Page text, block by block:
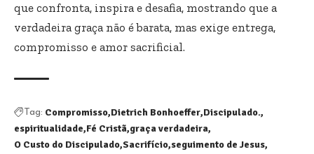
que confronta, inspira e desafia, mostrando que a
verdadeira graça não é barata, mas exige entrega,
compromisso e amor sacrificial.
Tag: Compromisso Dietrich Bonhoeffer Discipulado.
espiritualidade Fé Cristã graça verdadeira
O Custo do Discipulado Sacrifício seguimento de Jesus